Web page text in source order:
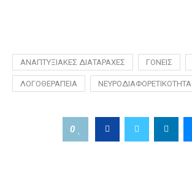
ΑΝΑΠΤΥΞΙΑΚΈΣ ΔΙΑΤΑΡΑΧΈΣ ΓΟΝΕΊΣ
ΛΟΓΟΘΕΡΑΠΕΊΑ ΝΕΥΡΟΔΙΑΦΟΡΕΤΙΚΌΤΗΤΑ
0